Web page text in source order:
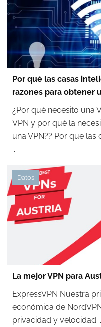
Por qué las casas
razones para obtener
¿Por qué necesito una
VPN y por qué la
una VPN?? Por que las
...
Datos
La mejor VPN para
ExpressVPN Nuestra
económica de
privacidad y velocidad.